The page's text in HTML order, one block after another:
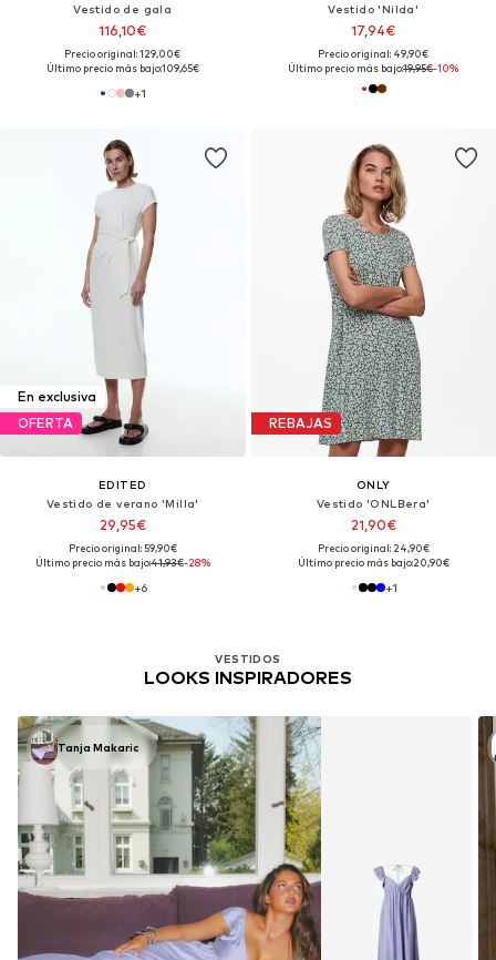
Vestido de gala
116,10€
Precio original: 129,00€
Último precio más bajo:109,65€
+1
Vestido 'Nilda'
17,94€
Precio original: 49,90€
Último precio más bajo:19,95€-10%
En exclusiva
OFERTA
EDITED
Vestido de verano 'Milla'
29,95€
Precio original: 59,90€
Último precio más bajo:41,93€-28%
+6
REBAJAS
ONLY
Vestido 'ONLBera'
21,90€
Precio original: 24,90€
Último precio más bajo:20,90€
+1
VESTIDOS
LOOKS INSPIRADORES
Tanja Makaric